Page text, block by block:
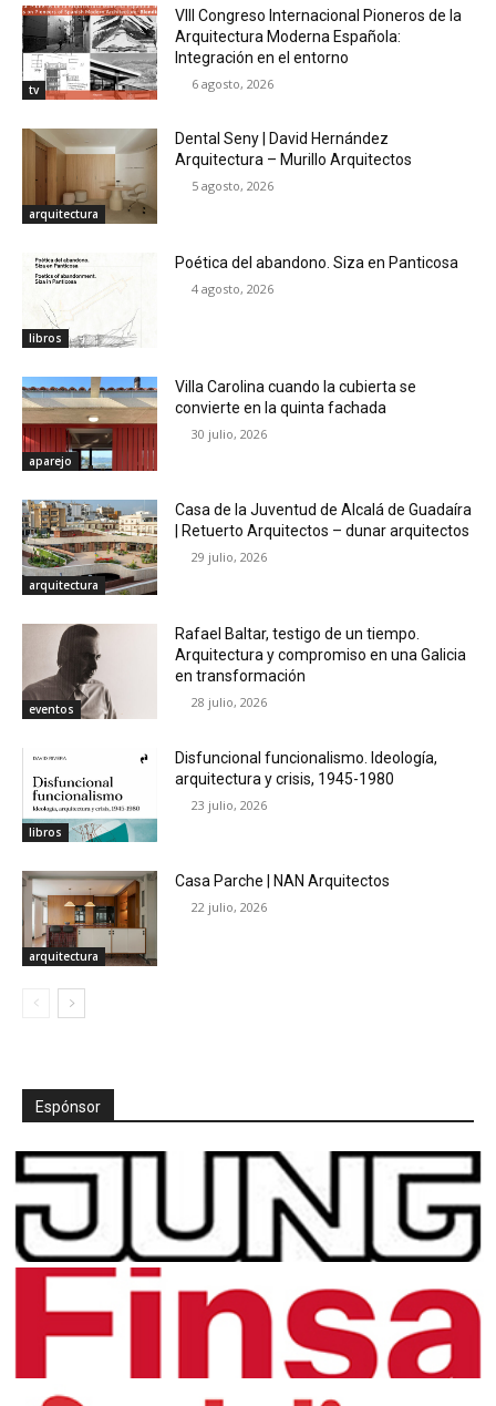
tv
VIII Congreso Internacional Pioneros de la
Arquitectura Moderna Española:
Integración en el entorno
6 agosto, 2026
arquitectura
Dental Seny | David Hernández
Arquitectura – Murillo Arquitectos
5 agosto, 2026
libros
Poética del abandono. Siza en Panticosa
4 agosto, 2026
aparejo
Villa Carolina cuando la cubierta se
convierte en la quinta fachada
30 julio, 2026
arquitectura
Casa de la Juventud de Alcalá de Guadaíra
| Retuerto Arquitectos – dunar arquitectos
29 julio, 2026
eventos
Rafael Baltar, testigo de un tiempo.
Arquitectura y compromiso en una Galicia
en transformación
28 julio, 2026
libros
Disfuncional funcionalismo. Ideología,
arquitectura y crisis, 1945-1980
23 julio, 2026
arquitectura
Casa Parche | NAN Arquitectos
22 julio, 2026
Espónsor